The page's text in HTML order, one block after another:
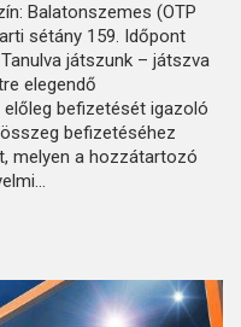
Balatonszemes (OTP
sétány 159. Időpont
játszunk – játszva
elegendő
befizetését igazoló
befizetéséhez
melyen a hozzátartozó